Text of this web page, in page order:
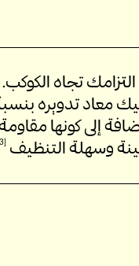
تجاه الكوكب.
إلى كونها
وسهلةالتنظيف 3